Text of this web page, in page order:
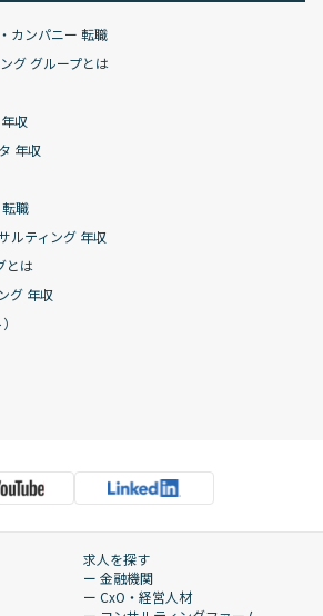
カンパニー 転職
グ グループとは
収
年収
職
ルティング 年収
とは
グ 年収
求人を探す
ー 金融機関
ー CxO・経営人材